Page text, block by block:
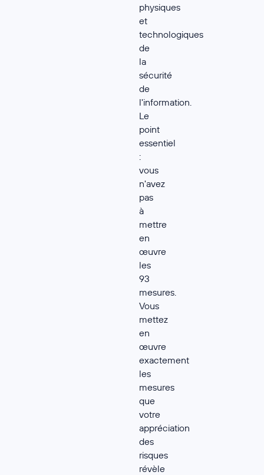
physiques
et
technologiques
de
la
sécurité
de
l'information.
Le
point
essentiel
:
vous
n'avez
pas
à
mettre
en
œuvre
les
93
mesures.
Vous
mettez
en
œuvre
exactement
les
mesures
que
votre
appréciation
des
risques
révèle